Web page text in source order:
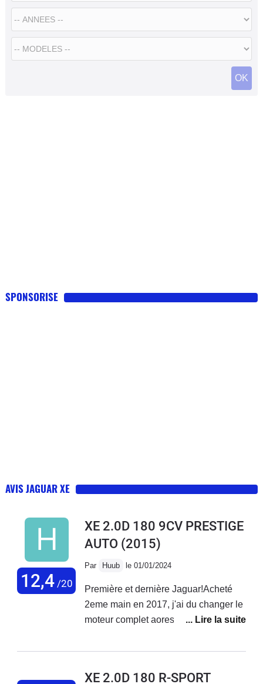
SPONSORISE
AVIS JAGUAR XE
12,4/20
XE 2.0D 180 9CV PRESTIGE
AUTO (2015)
Par Huub le 01/01/2024
Première et dernière Jaguar!Acheté
2eme main en 2017, j'ai du changer le
moteur complet aores 120000
coussins de bielle, turbo et pompe a
bord resemble a un arbre de noel,
XE 2.0D 180 R-SPORT